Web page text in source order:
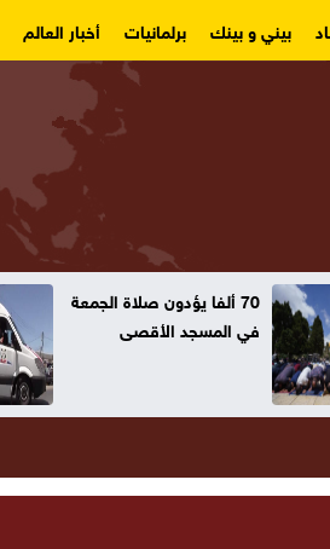
بيني و بينك برلمانيات أخبار العالم
70 ألفا يؤدون صلاة الجمعة
في المسجد الأقصى